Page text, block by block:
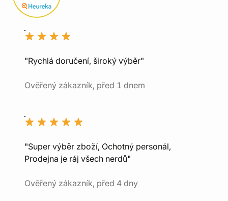
"Rychlá doručení, široký výběr"
Ověřený zákazník, před 1 dnem
"Super výběr zboží, Ochotný personál,
Prodejna je ráj všech nerdů"
Ověřený zákazník, před 4 dny